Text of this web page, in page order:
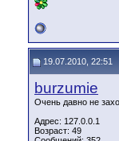
19.07.2010, 22:51
burzumie
Очень давно не
Адрес: 127.0.0.1
Возраст: 49